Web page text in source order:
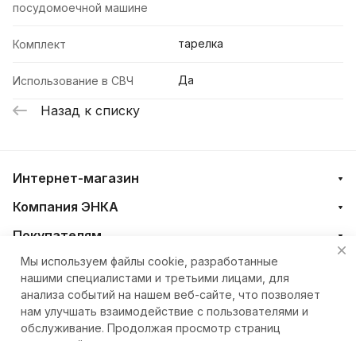
посудомоечной машине
Комплект тарелка
Использование в СВЧ Да
Назад к списку
Интернет-магазин
Компания ЭНКА
Покупателям
+7 (4212) 23-33-33
eshop@nkteh.ru
Мы используем файлы cookie, разработанные
нашими специалистами и третьими лицами, для
анализа событий на нашем веб-сайте, что позволяет
нам улучшать взаимодействие с пользователями и
обслуживание. Продолжая просмотр страниц